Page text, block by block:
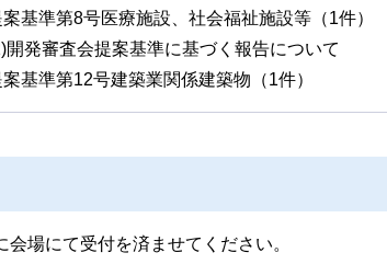
基準第8号医療施設、社会福祉施設等（1件）
開発審査会提案基準に基づく報告について
基準第12号建築業関係建築物（1件）
場にて受付を済ませてください。